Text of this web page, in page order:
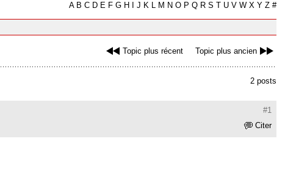
AB C D E F G H J K L M N O P Q R S T U V W X Y Z #
Topic plus récent Topic plus ancien
2 posts
#1
Citer